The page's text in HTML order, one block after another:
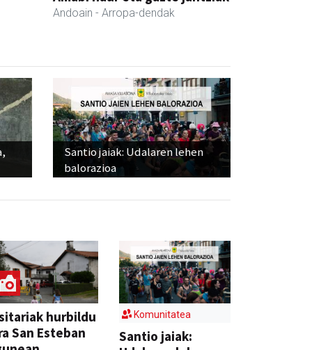
Andoain - Arropa-dendak
Santio jaiak: Udalaren lehen
balorazioa
hurbildu
San Esteban
Komunitatea
Santio jaiak: